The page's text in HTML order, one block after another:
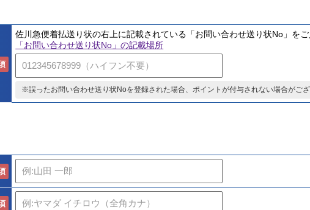
いもの
佐川急便着払送り状の右上に記載されている「お問い合わせ送り状No」をご
「お問い合わせ送り状No」の記載場所
※誤ったお問い合わせ送り状Noを登録された場合、ポイントが付与されない場合がござ